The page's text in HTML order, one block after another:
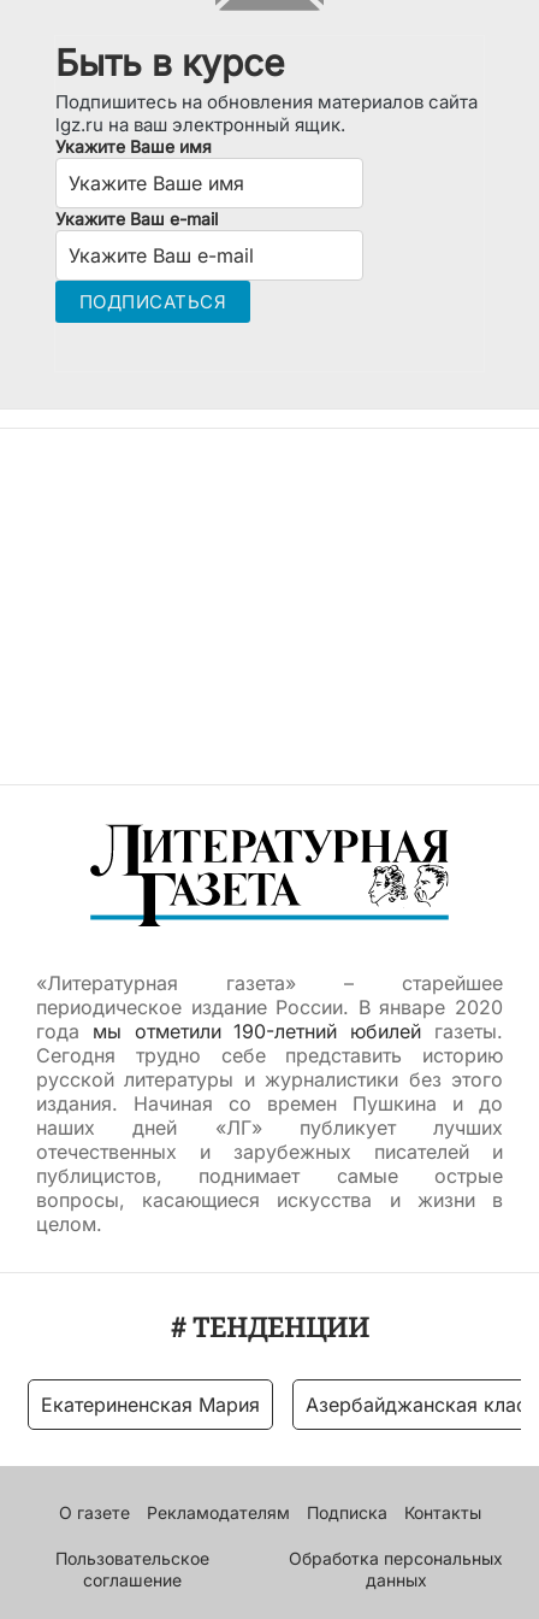
Быть в курсе
Подпишитесь на обновления материалов сайта
lgz.ru на ваш электронный ящик.
Укажите Ваше имя
Укажите Ваш e-mail
«Литературная газета» – старейшее
периодическое издание России. В январе 2020
года мы отметили 190-летний юбилей газеты.
Сегодня трудно себе представить историю
русской литературы и журналистики без этого
издания. Начиная со времен Пушкина и до
наших дней «ЛГ» публикует лучших
отечественных и зарубежных писателей и
публицистов, поднимает самые острые
вопросы, касающиеся искусства и жизни в
целом.
# ТЕНДЕНЦИИ
Екатериненская Мария Азербайджанская
О газете Рекламодателям Подписка Контакты
Пользовательское
соглашение
Обработка персональных
данных